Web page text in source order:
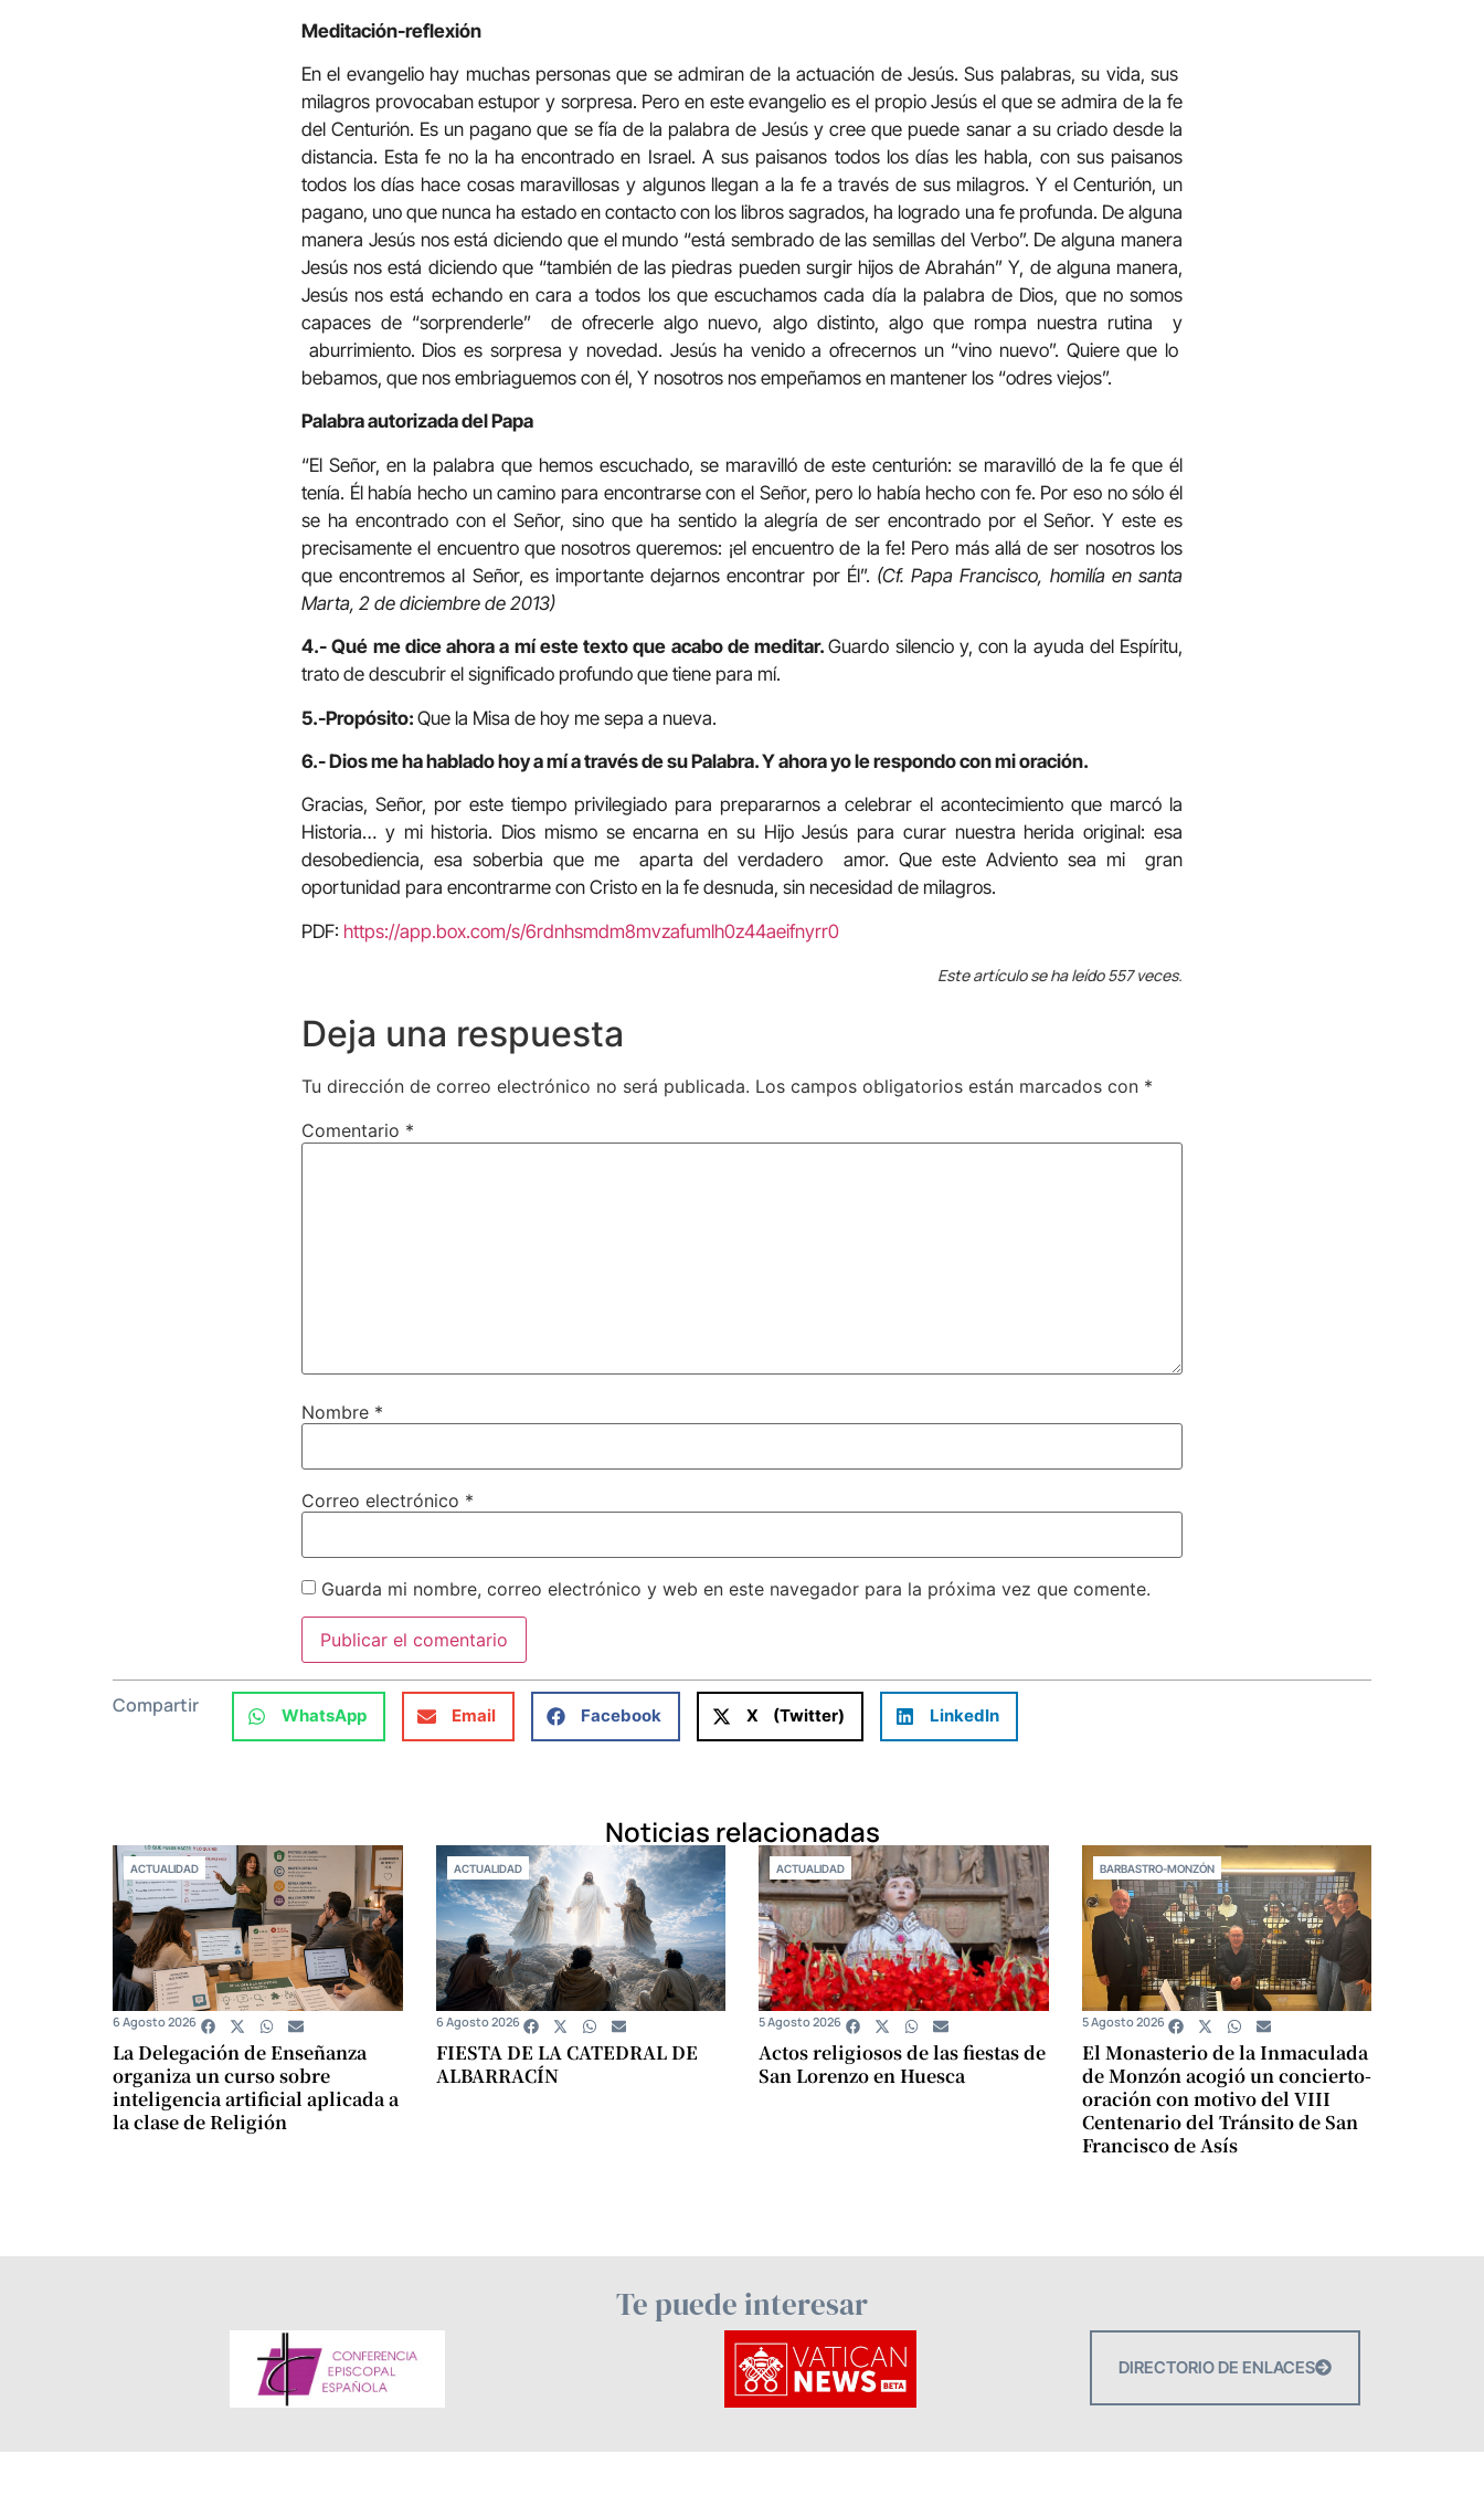
Meditación-reflexión
En el evangelio hay muchas personas que se admiran de la actuación de Jesús. Sus palabras, su vida, sus
milagros provocaban estupor y sorpresa. Pero en este evangelio es el propio Jesús el que se admira de la fe
del Centurión. Es un pagano que se fía de la palabra de Jesús y cree que puede sanar a su criado desde la
distancia. Esta fe no la ha encontrado en Israel. A sus paisanos todos los días les habla, con sus paisanos
todos los días hace cosas maravillosas y algunos llegan a la fe a través de sus milagros. Y el Centurión, un
pagano, uno que nunca ha estado en contacto con los libros sagrados, ha logrado una fe profunda. De alguna
manera Jesús nos está diciendo que el mundo “está sembrado de las semillas del Verbo”. De alguna manera
Jesús nos está diciendo que “también de las piedras pueden surgir hijos de Abrahán” Y, de alguna manera,
Jesús nos está echando en cara a todos los que escuchamos cada día la palabra de Dios, que no somos
capaces de “sorprenderle” de ofrecerle algo nuevo, algo distinto, algo que rompa nuestra rutina y
aburrimiento. Dios es sorpresa y novedad. Jesús ha venido a ofrecernos un “vino nuevo”. Quiere que lo
bebamos, que nos embriaguemos con él, Y nosotros nos empeñamos en mantener los “odres viejos”.
Palabra autorizada del Papa
“El Señor, en la palabra que hemos escuchado, se maravilló de este centurión: se maravilló de la fe que él
tenía. Él había hecho un camino para encontrarse con el Señor, pero lo había hecho con fe. Por eso no sólo él
se ha encontrado con el Señor, sino que ha sentido la alegría de ser encontrado por el Señor. Y este es
precisamente el encuentro que nosotros queremos: ¡el encuentro de la fe! Pero más allá de ser nosotros los
que encontremos al Señor, es importante dejarnos encontrar por Él”. (Cf. Papa Francisco, homilía en santa
Marta, 2 de diciembre de 2013)
4.- Qué me dice ahora a mí este texto que acabo de meditar.Guardo silencio y, con la ayuda del Espíritu,
trato de descubrir el significado profundo que tiene para mí.
5.-Propósito: Que la Misa de hoy me sepa a nueva.
6.- Dios me ha hablado hoy a mí a través de su Palabra. Y ahora yo le respondo con mi oración.
Gracias, Señor, por este tiempo privilegiado para prepararnos a celebrar el acontecimiento que marcó la
Historia… y mi historia. Dios mismo se encarna en su Hijo Jesús para curar nuestra herida original: esa
desobediencia, esa soberbia que me aparta del verdadero amor. Que este Adviento sea mi gran
oportunidad para encontrarme con Cristo en la fe desnuda, sin necesidad de milagros.
PDF: https://app.box.com/s/6rdnhsmdm8mvzafumlh0z44aeifnyrr0
Este artículo se ha leído 557 veces.
Deja una respuesta
Tu dirección de correo electrónico no será publicada. Los campos obligatorios están marcados con *
Comentario *
Nombre *
Correo electrónico *
Guarda mi nombre, correo electrónico y web en este navegador para la próxima vez que comente.
Compartir WhatsApp Email Facebook X (Twitter) LinkedIn
Noticias relacionadas
ACTUALIDAD
La Delegación de Enseñanza
organiza un curso sobre
inteligencia artificial aplicada a
la clase de Religión
6 Agosto 2026
ACTUALIDAD
FIESTA DE LA CATEDRAL DE
ALBARRACÍN
6 Agosto 2026
ACTUALIDAD
Actos religiosos de las fiestas de
San Lorenzo en Huesca
5 Agosto 2026
BARBASTRO-MONZÓN
El Monasterio de la Inmaculada
de Monzón acogió un concierto-
oración con motivo del VIII
Centenario del Tránsito de San
Francisco de Asís
5 Agosto 2026
Te puede interesar
DIRECTORIO DE ENLACES